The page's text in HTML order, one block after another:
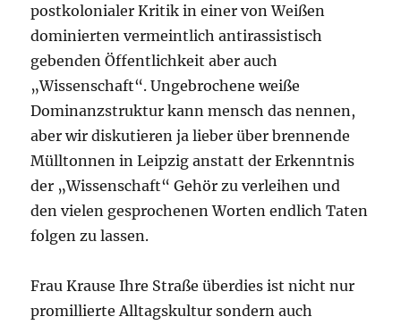
postkolonialer Kritik in einer von Weißen
dominierten vermeintlich antirassistisch
gebenden Öffentlichkeit aber auch
„Wissenschaft“. Ungebrochene weiße
Dominanzstruktur kann mensch das nennen,
aber wir diskutieren ja lieber über brennende
Mülltonnen in Leipzig anstatt der Erkenntnis
der „Wissenschaft“ Gehör zu verleihen und
den vielen gesprochenen Worten endlich Taten
folgen zu lassen.
Frau Krause Ihre Straße überdies ist nicht nur
promillierte Alltagskultur sondern auch